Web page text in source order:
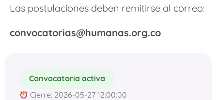
Las postulaciones deben remitirse al correo:
convocatorias@humanas.org.co
Convocatoria activa
Cierre: 2026-05-27 12:00:00